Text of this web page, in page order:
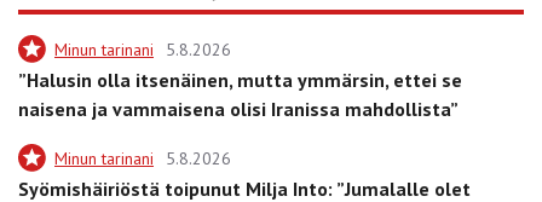
Minun tarinani 5.8.2026
”Halusin olla itsenäinen, mutta ymmärsin, ettei se
naisena ja vammaisena olisi Iranissa mahdollista”
Minun tarinani 5.8.2026
Syömishäiriöstä toipunut Milja Into: ”Jumalalle olet